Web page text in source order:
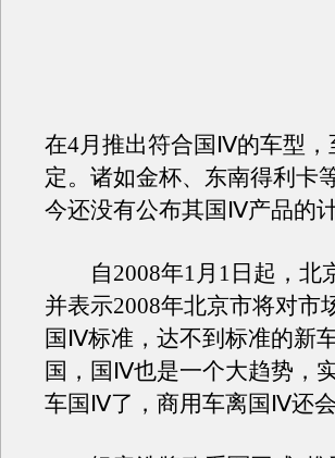
在4月推出符合国Ⅳ的车型
定。诸如金杯、东南得利卡
今还没有公布其国Ⅳ产品的计
自2008年1月1日起，北
并表示2008年北京市将对市
国Ⅳ标准，达不到标准的新
国，国Ⅳ也是一个大趋势，
车国Ⅳ了，商用车离国Ⅳ还